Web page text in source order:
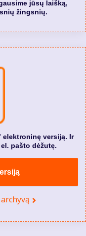
jūsų laišką,
žingsnių.
elektroninę versiją. Ir
pašto dėžutę.